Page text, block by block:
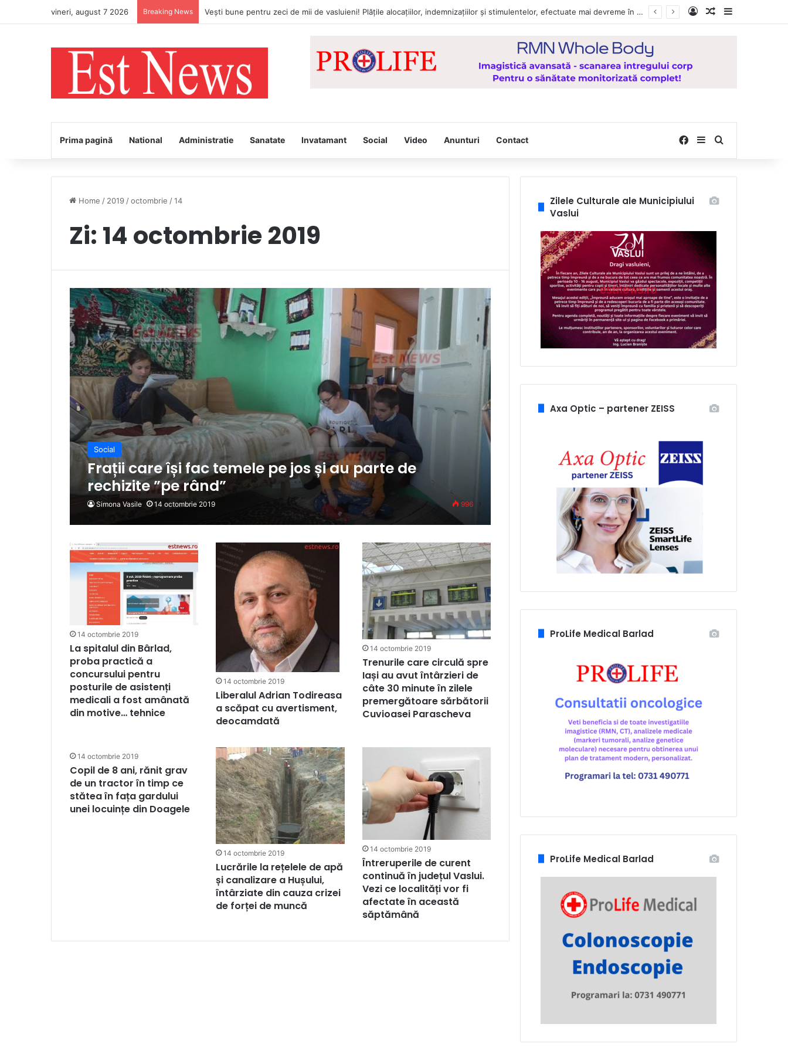
vineri, august 7 2026 Breaking News Vești bune pentru zeci de mii de vasluieni! Plățile alocațiilor, indemnizațiilor și stimulentelor, efectuate mai devreme în luna august 2026 Log InRandom Article
Prima pagină National Administratie Sanatate Invatamant Social Video Anunturi Contact Facebook
SidebarSearch for
Home / 2019 /octombrie /14
Zi: 14 octombrie 2019
Social
Frații care își fac temele pe jos și au parte de
rechizite ”pe rând”
Simona Vasile 14 octombrie 2019 996
14 octombrie 2019
La spitalul din Bârlad,
proba practică a
concursului pentru
posturile de asistenți
medicali a fost amânată
din motive… tehnice
14 octombrie 2019
Liberalul Adrian Todireasa
a scăpat cu avertisment,
deocamdată
14 octombrie 2019
Trenurile care circulă spre
Iași au avut întârzieri de
câte 30 minute în zilele
premergătoare sărbătorii
Cuvioasei Parascheva
14 octombrie 2019
Copil de 8 ani, rănit grav
de un tractor în timp ce
stătea în fața gardului
unei locuințe din Doagele
14 octombrie 2019
Lucrările la rețelele de apă
și canalizare a Hușului,
întârziate din cauza crizei
de forței de muncă
14 octombrie 2019
Întreruperile de curent
continuă în județul Vaslui.
Vezi ce localități vor fi
afectate în această
săptămână
Zilele Culturale ale Municipiului
Vaslui
Axa Optic – partener ZEISS
ProLife Medical Barlad
ProLife Medical Barlad